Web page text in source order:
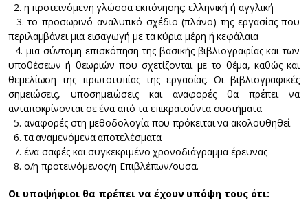
2. η προτεινόμενη γλώσσα εκπόνησης: ελληνική ή αγγλική
3. το προσωρινό αναλυτικό σχέδιο (πλάνο) της εργασίας που
περιλαμβάνει μια εισαγωγή με τα κύρια μέρη ή κεφάλαια
4. μια σύντομη επισκόπηση της βασικής βιβλιογραφίας και των
υποθέσεων ή θεωριών που σχετίζονται με το θέμα, καθώς και
θεμελίωση της πρωτοτυπίας της εργασίας. Οι βιβλιογραφικές
σημειώσεις, υποσημειώσεις και αναφορές θα πρέπει να
ανταποκρίνονται σε ένα από τα επικρατούντα συστήματα
5. αναφορές στη μεθοδολογία που πρόκειται να ακολουθηθεί
6. τα αναμενόμενα αποτελέσματα
7. ένα σαφές και συγκεκριμένο χρονοδιάγραμμα έρευνας
8. ο/η προτεινόμενος/η Επιβλέπων/ουσα.
Οι υποψήφιοι θα πρέπει να έχουν υπόψη τους ότι: